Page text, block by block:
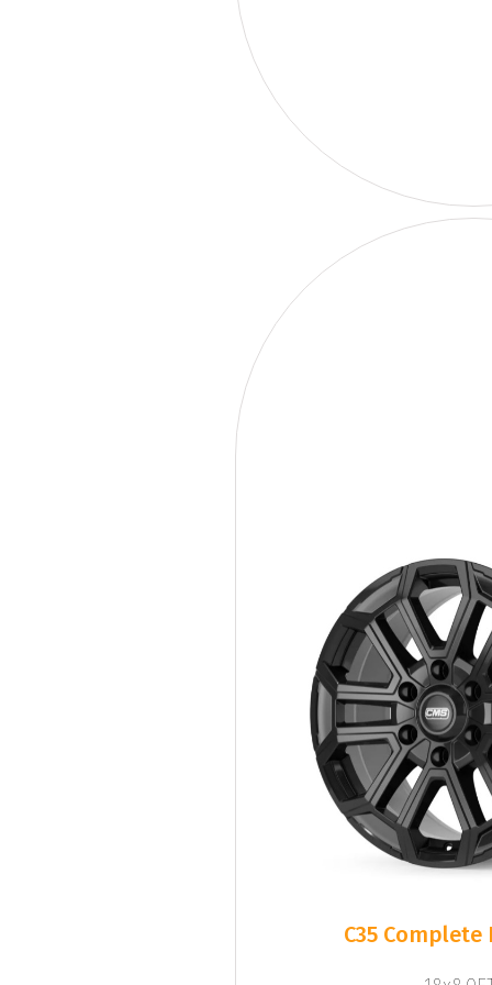
C35 Complete